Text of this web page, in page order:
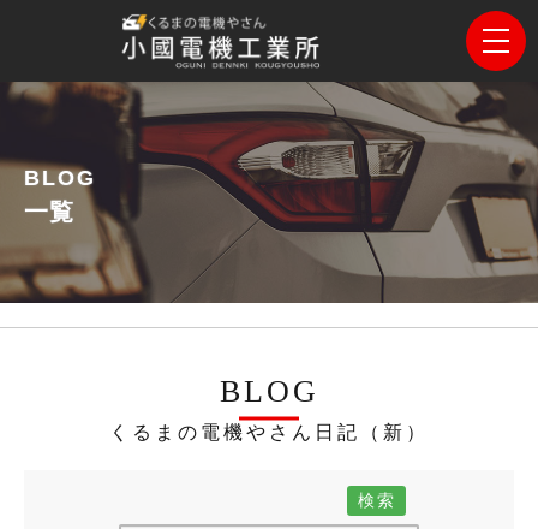
BLOG
一覧
BLOG
くるまの電機やさん日記（新）
検索